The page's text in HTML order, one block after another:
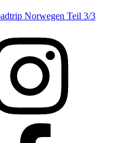
Norwegen Teil 3/3